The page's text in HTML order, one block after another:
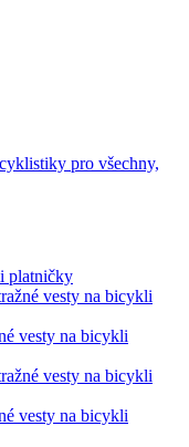
pro všechny,
platničky
vesty na bicykli
vesty na bicykli
vesty na bicykli
vesty na bicykli